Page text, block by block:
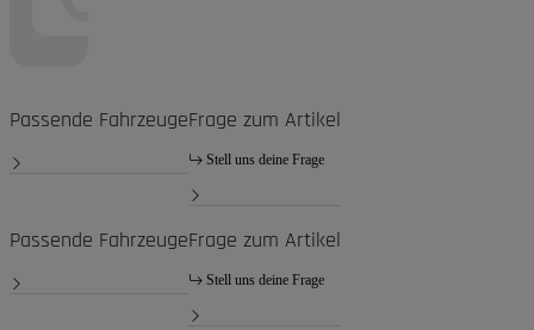
Passende FahrzeugeFrage zum Artikel
Stell uns deine Frage
Passende FahrzeugeFrage zum Artikel
Stell uns deine Frage